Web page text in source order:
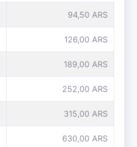
94,50 ARS
126,00 ARS
189,00 ARS
252,00 ARS
315,00 ARS
630,00 ARS